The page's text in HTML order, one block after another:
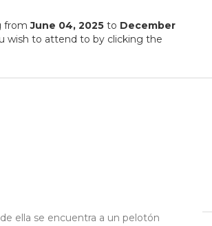
fromJune 04, 2025to December
wish to attend to by clicking the
ella se encuentra a un pelotón